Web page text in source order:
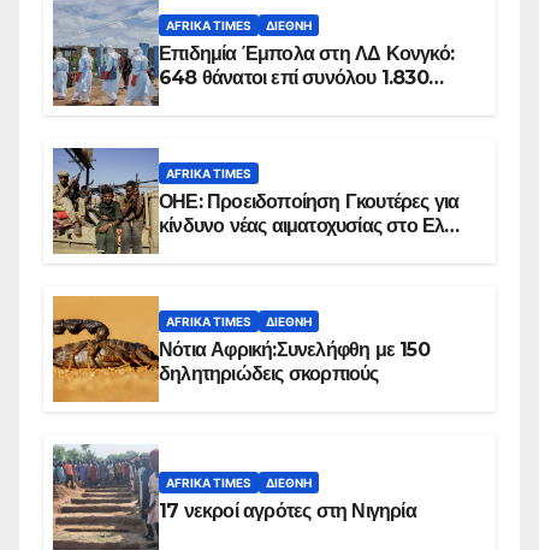
AFRIKA TIMES ΔΙΕΘΝΉ
Επιδημία Έμπολα στη ΛΔ Κονγκό:
648 θάνατοι επί συνόλου 1.830
AFRIKA TIMES
ΟΗΕ: Προειδοποίηση Γκουτέρες για
κίνδυνο νέας αιματοχυσίας στο Ελ
AFRIKA TIMES ΔΙΕΘΝΉ
Νότια Αφρική:Συνελήφθη με 150
δηλητηριώδεις σκορπιούς
AFRIKA TIMES ΔΙΕΘΝΉ
17 νεκροί αγρότες στη Νιγηρία